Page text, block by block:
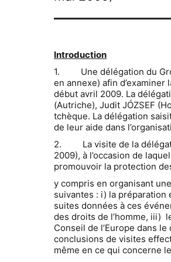
Introduction
1. Une délégation du
en annexe) afin
début avril 2009. La
(Autriche), Judit JÓZSEF
tchèque. La délégation
de leur aide dans
2. La visite de la
2009), à l’occasion de
promouvoir la protection
y compris en organisant
suivantes : i) la
suites données à ces
des droits de l’homme, iii)
Conseil de l’Europe dans
conclusions de visites
même en ce qui concerne